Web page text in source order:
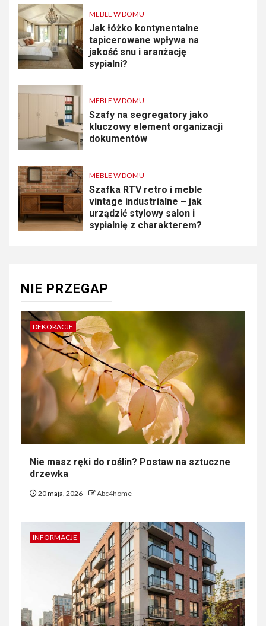
MEBLE W DOMU
Jak łóżko kontynentalne
tapicerowane wpływa na
jakość snu i aranżację
sypialni?
MEBLE W DOMU
Szafy na segregatory jako
kluczowy element organizacji
dokumentów
MEBLE W DOMU
Szafka RTV retro i meble
vintage industrialne – jak
urządzić stylowy salon i
sypialnię z charakterem?
NIE PRZEGAP
DEKORACJE
Nie masz ręki do roślin? Postaw na sztuczne
drzewka
20 maja, 2026 Abc4home
INFORMACJE